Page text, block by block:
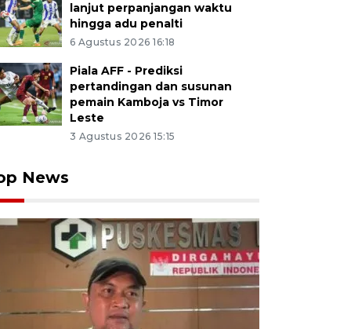
lanjut perpanjangan waktu
hingga adu penalti
6 Agustus 2026 16:18
Piala AFF - Prediksi
pertandingan dan susunan
pemain Kamboja vs Timor
Leste
3 Agustus 2026 15:15
News